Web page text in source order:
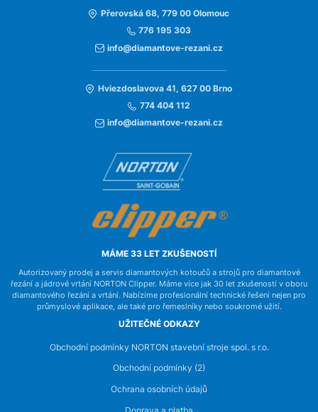
Přerovská 68, 779 00 Olomouc
776 195 303
info@diamantove-rezani.cz
Hviezdoslavova 41, 627 00 Brno
774 404 112
info@diamantove-rezani.cz
MÁME 33 LET ZKUŠENOSTÍ
Autorizovaný prodej a servis diamantových kotoučů a strojů pro diamantové
řezání a jádrové vrtání NORTON Clipper. Máme více jak 30 let zkušeností v oboru
diamantového řezání a vrtání. Nabízíme profesionální technické řešení nejen pro
průmyslové aplikace, ale také pro řemeslníky nebo soukromé užití.
UŽITEČNÉ ODKAZY
Obchodní podmínky NORTON stavební stroje spol. s r.o.
Obchodní podmínky (2)
Ochrana osobních údajů